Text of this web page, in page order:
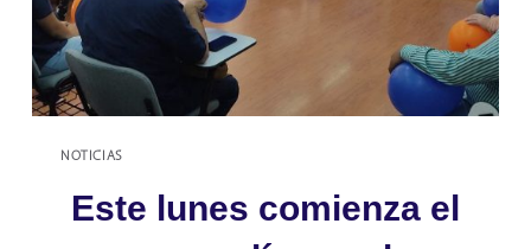
NOTICIAS
Este lunes comienza el